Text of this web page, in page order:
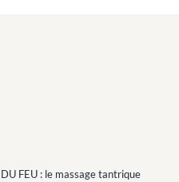
FEU : le massage tantrique